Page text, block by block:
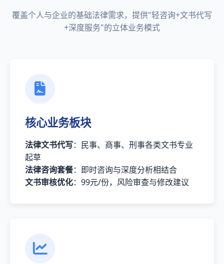
覆盖个人与企业的基础法律需求，提供"轻咨询+文书代写
+深度服务"的立体业务模式
核心业务板块
法律文书代写：民事、商事、刑事各类文书专业
起草
法律咨询套餐：即时咨询与深度分析相结合
文书审核优化：99元/份，风险审查与修改建议